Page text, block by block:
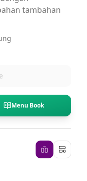
tambahan
Menu Book